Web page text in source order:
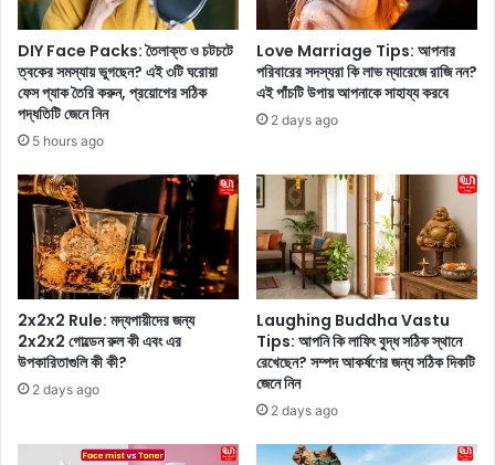
এ
ই
গ্রী
ষ্ম
কে
ত
ল
ক
ল
দু
র্ধ
র্ষ
ট্রে
লা
র
!
দী
পি
কা
-
DIY Face Packs: তৈলাক্ত ও চটচটে
ত্বকের সমস্যায় ভুগছেন? এই ৩টি ঘরোয়া
ফেস প্যাক তৈরি করুন, প্রয়োগের সঠিক
পদ্ধতিটি জেনে নিন
5 hours ago
Love Marriage Tips: আপনার
পরিবারের সদস্যরা কি লাভ ম্যারেজে রাজি নন?
এই পাঁচটি উপায় আপনাকে সাহায্য করবে
2 days ago
2x2x2 Rule: মদ্যপায়ীদের জন্য
2x2x2 গোল্ডেন রুল কী এবং এর
উপকারিতাগুলি কী কী?
2 days ago
Laughing Buddha Vastu
Tips: আপনি কি লাফিং বুদ্ধ সঠিক স্থানে
রেখেছেন? সম্পদ আকর্ষণের জন্য সঠিক দিকটি
জেনে নিন
2 days ago